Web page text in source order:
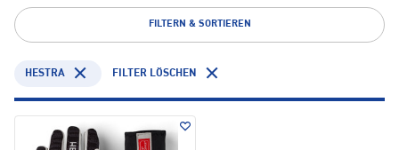
FILTERN & SORTIEREN
HESTRA FILTER LÖSCHEN